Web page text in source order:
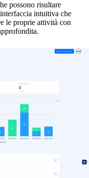
possono risultare
intuitiva che
le proprie attività con